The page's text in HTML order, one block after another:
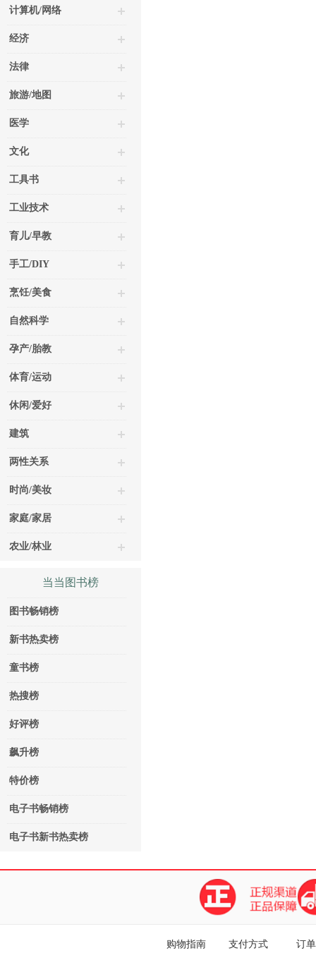
计算机/网络
经济
法律
旅游/地图
医学
文化
工具书
工业技术
育儿/早教
手工/DIY
烹饪/美食
自然科学
孕产/胎教
体育/运动
休闲/爱好
建筑
两性关系
时尚/美妆
家庭/家居
农业/林业
当当图书榜
图书畅销榜
新书热卖榜
童书榜
热搜榜
好评榜
飙升榜
特价榜
电子书畅销榜
电子书新书热卖榜
购物指南 支付方式 订